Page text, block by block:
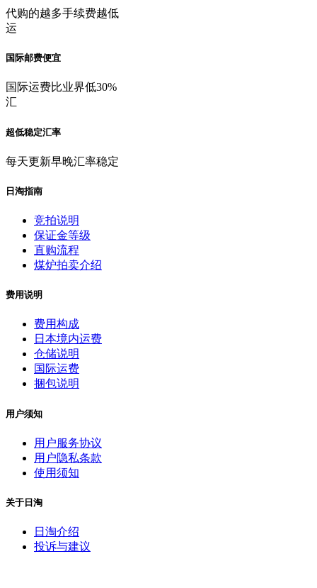
代购的越多手续费越低
运
国际邮费便宜
国际运费比业界低30%
汇
超低稳定汇率
每天更新早晚汇率稳定
日淘指南
竞拍说明
保证金等级
直购流程
煤炉拍卖介绍
费用说明
费用构成
日本境内运费
仓储说明
国际运费
捆包说明
用户须知
用户服务协议
用户隐私条款
使用须知
关于日淘
日淘介绍
投诉与建议